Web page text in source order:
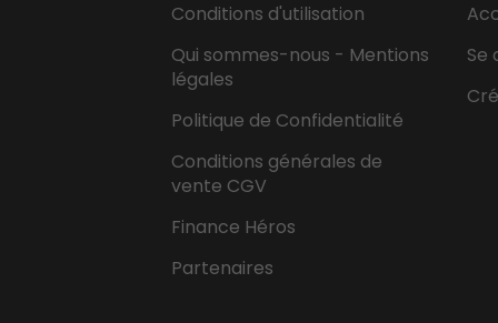
Conditions d'utilisation
Qui sommes-nous - Mentions
légales
Politique de Confidentialité
Conditions générales de
vente CGV
Finance Héros
Partenaires
Se